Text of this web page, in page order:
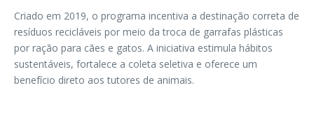
Criado em 2019, o programa incentiva a destinação correta de
resíduos recicláveis por meio da troca de garrafas plásticas
por ração para cães e gatos. A iniciativa estimula hábitos
sustentáveis, fortalece a coleta seletiva e oferece um
benefício direto aos tutores de animais.